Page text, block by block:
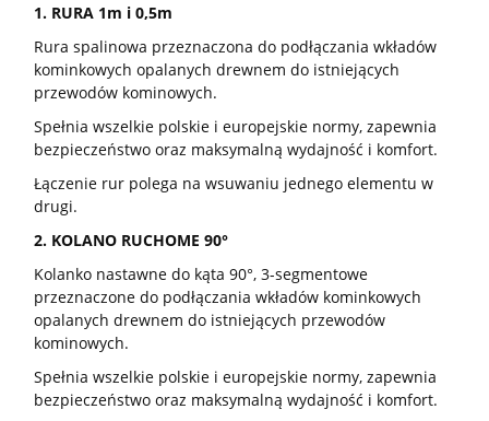
1. RURA 1m i 0,5m
Rura spalinowa przeznaczona do podłączania wkładów
kominkowych opalanych drewnem do istniejących
przewodów kominowych.
Spełnia wszelkie polskie i europejskie normy, zapewnia
bezpieczeństwo oraz maksymalną wydajność i komfort.
Łączenie rur polega na wsuwaniu jednego elementu w
drugi.
2. KOLANO RUCHOME 90°
Kolanko nastawne do kąta 90°, 3-segmentowe
przeznaczone do podłączania wkładów kominkowych
opalanych drewnem do istniejących przewodów
kominowych.
Spełnia wszelkie polskie i europejskie normy, zapewnia
bezpieczeństwo oraz maksymalną wydajność i komfort.